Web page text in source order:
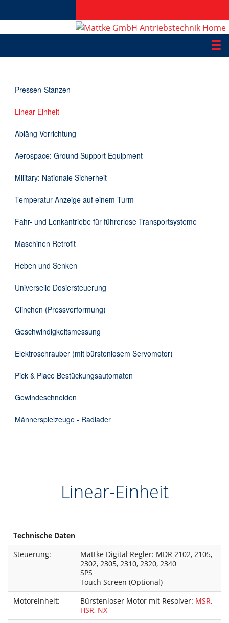
☰
Applikationen
Informationen
Downloads
Kontakt
Pressen-Stanzen
Linear-Einheit
Abläng-Vorrichtung
Aerospace: Ground Support Equipment
Military: Nationale Sicherheit
Temperatur-Anzeige auf einem Turm
Fahr- und Lenkantriebe für führerlose Transportsysteme
Maschinen Retrofit
Heben und Senken
Universelle Dosiersteuerung
Clinchen (Pressverformung)
Geschwindigkeitsmessung
Elektroschrauber (mit bürstenlosem Servomotor)
Pick & Place Bestückungsautomaten
Gewindeschneiden
Männerspielzeuge - Radlader
Linear-Einheit
Technische Daten
Steuerung:
Mattke Digital Regler: MDR 2102, 2105,
2302, 2305, 2310, 2320, 2340
SPS
Touch Screen (Optional)
Motoreinheit:
Bürstenloser Motor mit Resolver: MSR,
HSR, NX